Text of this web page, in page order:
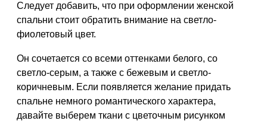
Следует добавить, что при оформлении женской
спальни стоит обратить внимание на светло-
фиолетовый цвет.
Он сочетается со всеми оттенками белого, со
светло-серым, а также с бежевым и светло-
коричневым. Если появляется желание придать
спальне немного романтического характера,
давайте выберем ткани с цветочным рисунком